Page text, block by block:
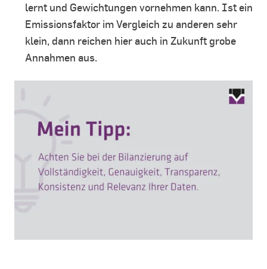
lernt und Gewichtungen vornehmen kann. Ist ein
Emissionsfaktor im Vergleich zu anderen sehr
klein, dann reichen hier auch in Zukunft grobe
Annahmen aus.